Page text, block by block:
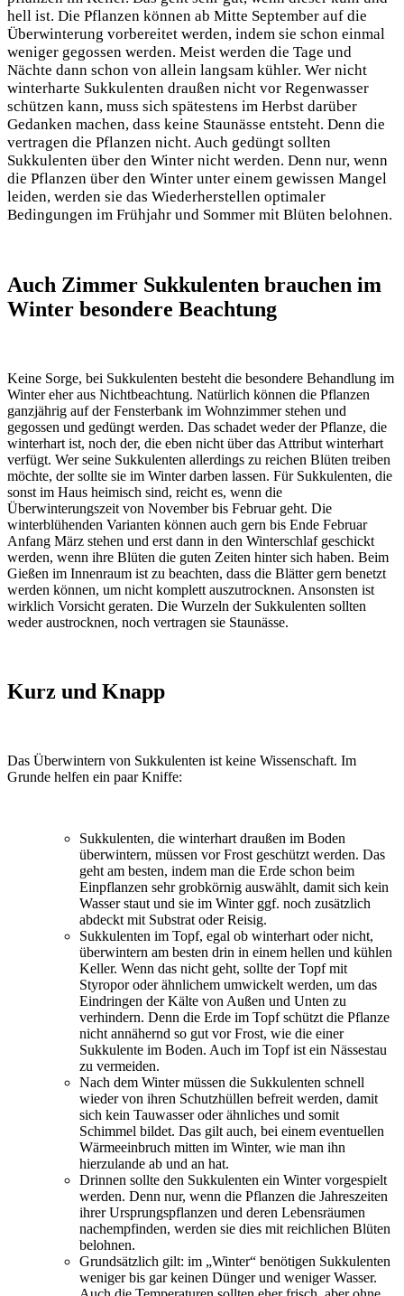
hell ist. Die Pflanzen können ab Mitte September auf die
Überwinterung vorbereitet werden, indem sie schon einmal
weniger gegossen werden. Meist werden die Tage und
Nächte dann schon von allein langsam kühler. Wer nicht
winterharte Sukkulenten draußen nicht vor Regenwasser
schützen kann, muss sich spätestens im Herbst darüber
Gedanken machen, dass keine Staunässe entsteht. Denn die
vertragen die Pflanzen nicht. Auch gedüngt sollten
Sukkulenten über den Winter nicht werden. Denn nur, wenn
die Pflanzen über den Winter unter einem gewissen Mangel
leiden, werden sie das Wiederherstellen optimaler
Bedingungen im Frühjahr und Sommer mit Blüten belohnen.
Auch Zimmer Sukkulenten brauchen im
Winter besondere Beachtung
Keine Sorge, bei Sukkulenten besteht die besondere Behandlung im
Winter eher aus Nichtbeachtung. Natürlich können die Pflanzen
ganzjährig auf der Fensterbank im Wohnzimmer stehen und
gegossen und gedüngt werden. Das schadet weder der Pflanze, die
winterhart ist, noch der, die eben nicht über das Attribut winterhart
verfügt. Wer seine Sukkulenten allerdings zu reichen Blüten treiben
möchte, der sollte sie im Winter darben lassen. Für Sukkulenten, die
sonst im Haus heimisch sind, reicht es, wenn die
Überwinterungszeit von November bis Februar geht. Die
winterblühenden Varianten können auch gern bis Ende Februar
Anfang März stehen und erst dann in den Winterschlaf geschickt
werden, wenn ihre Blüten die guten Zeiten hinter sich haben. Beim
Gießen im Innenraum ist zu beachten, dass die Blätter gern benetzt
werden können, um nicht komplett auszutrocknen. Ansonsten ist
wirklich Vorsicht geraten. Die Wurzeln der Sukkulenten sollten
weder austrocknen, noch vertragen sie Staunässe.
Kurz und Knapp
Das Überwintern von Sukkulenten ist keine Wissenschaft. Im
Grunde helfen ein paar Kniffe:
Sukkulenten, die winterhart draußen im Boden
überwintern, müssen vor Frost geschützt werden. Das
geht am besten, indem man die Erde schon beim
Einpflanzen sehr grobkörnig auswählt, damit sich kein
Wasser staut und sie im Winter ggf. noch zusätzlich
abdeckt mit Substrat oder Reisig.
Sukkulenten im Topf, egal ob winterhart oder nicht,
überwintern am besten drin in einem hellen und kühlen
Keller. Wenn das nicht geht, sollte der Topf mit
Styropor oder ähnlichem umwickelt werden, um das
Eindringen der Kälte von Außen und Unten zu
verhindern. Denn die Erde im Topf schützt die Pflanze
nicht annähernd so gut vor Frost, wie die einer
Sukkulente im Boden. Auch im Topf ist ein Nässestau
zu vermeiden.
Nach dem Winter müssen die Sukkulenten schnell
wieder von ihren Schutzhüllen befreit werden, damit
sich kein Tauwasser oder ähnliches und somit
Schimmel bildet. Das gilt auch, bei einem eventuellen
Wärmeeinbruch mitten im Winter, wie man ihn
hierzulande ab und an hat.
Drinnen sollte den Sukkulenten ein Winter vorgespielt
werden. Denn nur, wenn die Pflanzen die Jahreszeiten
ihrer Ursprungspflanzen und deren Lebensräumen
nachempfinden, werden sie dies mit reichlichen Blüten
belohnen.
Grundsätzlich gilt: im „Winter“ benötigen Sukkulenten
weniger bis gar keinen Dünger und weniger Wasser.